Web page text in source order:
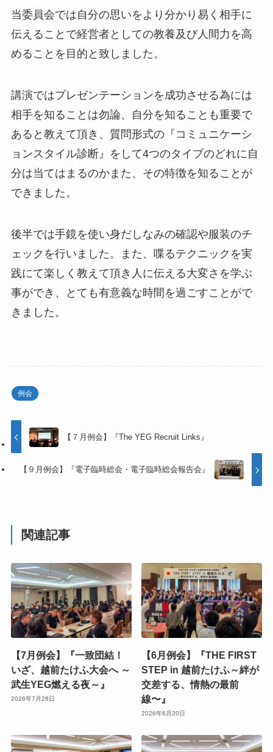
当委員会では自分の思いをより分かり易く相手に
伝えることで経営者としての教養及び人間力を高
めることを目的と致しました。
講演ではプレゼンテーションを成功させる為には
相手を知ることは勿論、自分を知ることも重要で
あると教えて頂き、質問形式の『コミュニケーシ
ョンスタイル診断』をして4つのタイプのどれに自
分は当てはまるのかまた、その特徴を知ることが
できました。
後半では手鏡を使い身だしなみの確認や服装のチ
ェックを行いました。また、喋るテクニックを実
践にて楽しく教えて頂き人に伝える大変さを学ぶ
事ができ、とても有意義な時間を過ごすことがで
きました。
例会
【７月例会】『The YEG Recruit Links』
【９月例会】『電子臨時総会・電子臨時総会報告会』
関連記事
【7月例会】『一致団結！
いざ、越前たけふ大会へ ～
武生YEG燃える夜～』
2026年7月28日
【6月例会】『THE FIRST
STEP in 越前たけふ～絆が
交差する、情熱の最前
線〜』
2026年6月20日